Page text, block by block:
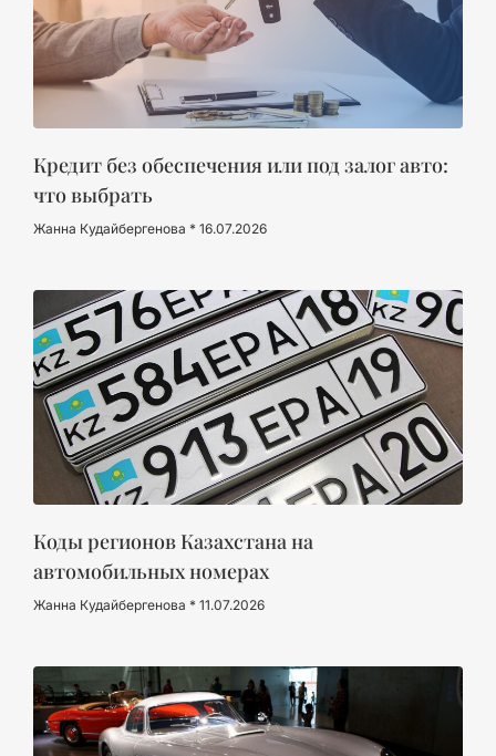
Кредит без обеспечения или под залог авто:
что выбрать
Жанна Кудайбергенова 16.07.2026
Коды регионов Казахстана на
автомобильных номерах
Жанна Кудайбергенова 11.07.2026